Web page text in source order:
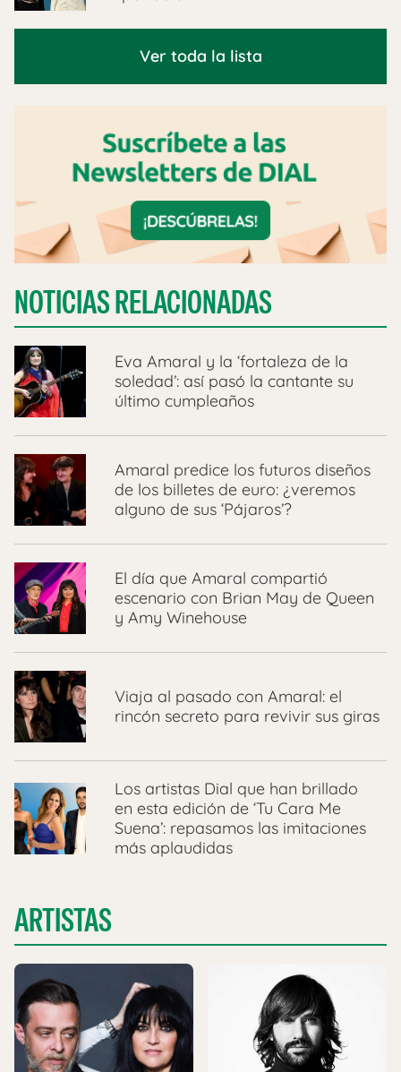
Ver toda la lista
NOTICIAS RELACIONADAS
Eva Amaral y la ‘fortaleza de la
soledad’: así pasó la cantante su
último cumpleaños
Amaral predice los futuros diseños
de los billetes de euro: ¿veremos
alguno de sus ‘Pájaros’?
El día que Amaral compartió
escenario con Brian May de Queen
y Amy Winehouse
Viaja al pasado con Amaral: el
rincón secreto para revivir sus giras
Los artistas Dial que han brillado
en esta edición de ‘Tu Cara Me
Suena’: repasamos las imitaciones
más aplaudidas
ARTISTAS